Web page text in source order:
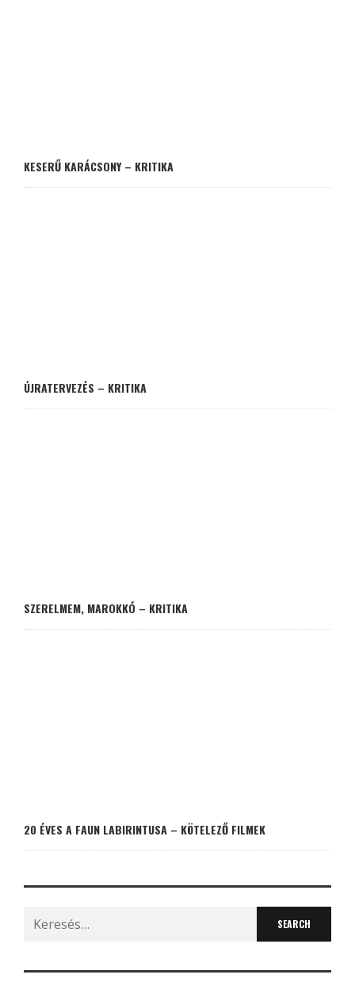
KESERŰ KARÁCSONY – KRITIKA
ÚJRATERVEZÉS – KRITIKA
SZERELMEM, MAROKKÓ – KRITIKA
20 ÉVES A FAUN LABIRINTUSA – KÖTELEZŐ FILMEK
Search
for: